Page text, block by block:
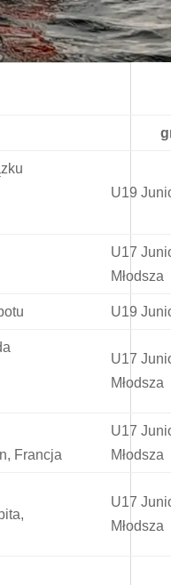
U19
U17
Młodsza
U19
U17
Młodsza
Francja
U17
Młodsza
U17
Młodsza